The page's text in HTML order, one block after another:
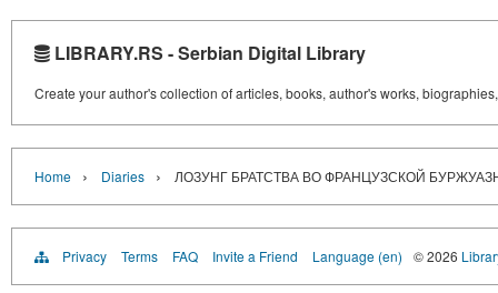
LIBRARY.RS - Serbian Digital Library
Create your author's collection of articles, books, author's works,
Home › Diaries › ЛОЗУНГ БРАТСТВА ВО ФРАНЦУЗСКОЙ
Privacy Terms FAQ Invite a Friend Language (en) © 2026